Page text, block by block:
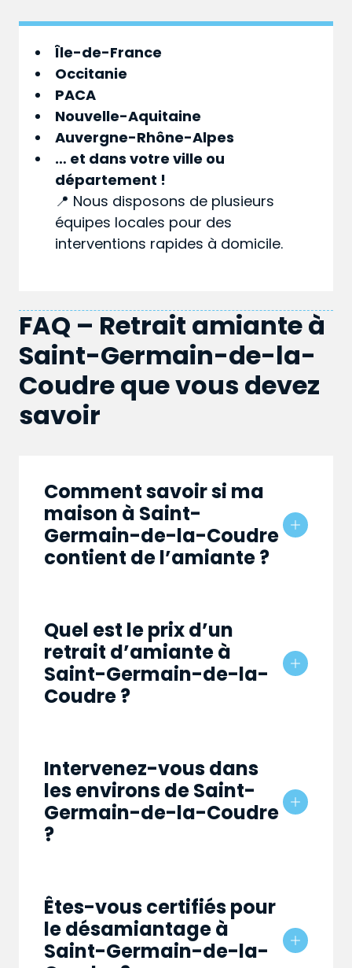
Île-de-France
Occitanie
PACA
Nouvelle-Aquitaine
Auvergne-Rhône-Alpes
… et dans votreville ou
département !
📍 Nous disposons de plusieurs
équipes locales pour des
interventions rapides à domicile.
FAQ – Retrait amiante à
Saint-Germain-de-la-
Coudre que vous devez
savoir
Comment savoir si ma
maison à Saint-
Germain-de-la-Coudre
contient de l’amiante ?
Quel est le prix d’un
retrait d’amiante à
Saint-Germain-de-la-
Coudre ?
Intervenez-vous dans
les environs de Saint-
Germain-de-la-Coudre
?
Êtes-vous certifiés pour
le désamiantage à
Saint-Germain-de-la-